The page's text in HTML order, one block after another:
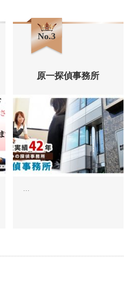
No.3
原一探偵事務所